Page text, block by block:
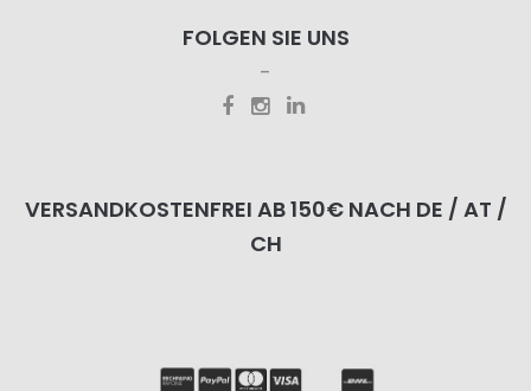
FOLGEN SIE UNS
VERSANDKOSTENFREI AB 150€ NACH DE / AT /
CH